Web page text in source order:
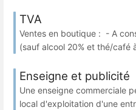
TVA
Ventes en boutique : - A
(sauf alcool 20% et thé/café
Enseigne et publicité
Une enseigne commerciale
local d'exploitation d'une